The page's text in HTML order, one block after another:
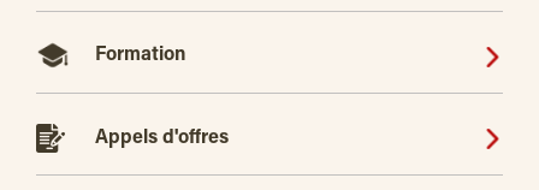
Formation
Appels d'offres